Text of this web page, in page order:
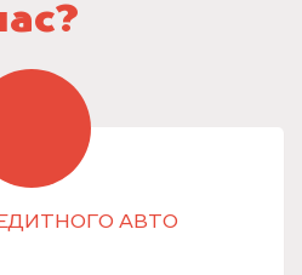
АВТО